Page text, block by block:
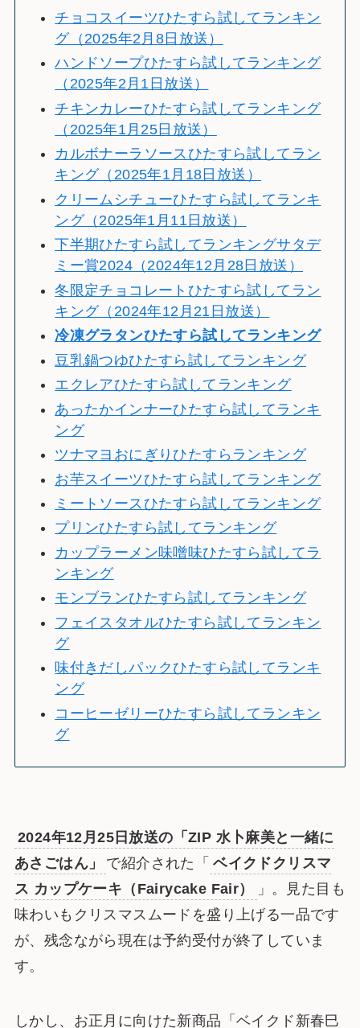
チョコスイーツひたすら試してランキン
グ（2025年2月8日放送）
ハンドソープひたすら試してランキング
（2025年2月1日放送）
チキンカレーひたすら試してランキング
（2025年1月25日放送）
カルボナーラソースひたすら試してラン
キング（2025年1月18日放送）
クリームシチューひたすら試してランキ
ング（2025年1月11日放送）
下半期ひたすら試してランキングサタデ
ミー賞2024（2024年12月28日放送）
冬限定チョコレートひたすら試してラン
キング（2024年12月21日放送）
冷凍グラタンひたすら試してランキング
豆乳鍋つゆひたすら試してランキング
エクレアひたすら試してランキング
あったかインナーひたすら試してランキ
ング
ツナマヨおにぎりひたすらランキング
お芋スイーツひたすら試してランキング
ミートソースひたすら試してランキング
プリンひたすら試してランキング
カップラーメン味噌味ひたすら試してラ
ンキング
モンブランひたすら試してランキング
フェイスタオルひたすら試してランキン
グ
味付きだしパックひたすら試してランキ
ング
コーヒーゼリーひたすら試してランキン
グ
2024年12月25日放送の「ZIP 水卜麻美と一緒に
あさごはん」
で紹介された「 ベイクドクリスマ
ス カップケーキ（Fairycake Fair）
」。見た目も
味わいもクリスマスムードを盛り上げる一品です
が、残念ながら現在は予約受付が終了していま
す。
しかし、お正月に向けた新商品「ベイクド新春巳